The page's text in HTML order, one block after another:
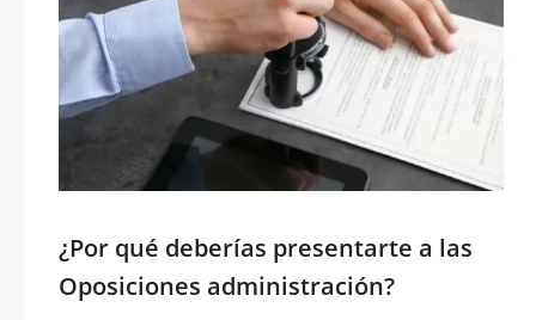
¿Por qué deberías presentarte a las
Oposiciones administración?